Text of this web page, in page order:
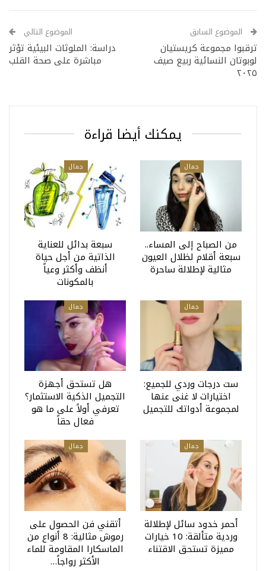
الموضوع السابق
ترقبوا مجموعة كريستيان
لوبوتان النسائية ربيع صيف
٢٠٢٥
الموضوع التالي
دراسة: الملوثات البيئية تؤثر
مباشرة على صحة القلب
يمكنك أيضا قراءة
جمال
من الصباح إلى المساء..
سبعة أقلام لظلال العيون
مثالية لإطلالة ساحرة
جمال
سبعة بدائل للعناية
الذاتية من أجل حياة
أنظف وأكثر وعياً
بالمكونات
جمال
ست درجات وردي للجميع:
اختيارات لا غنى عنها
لمجموعة أدواتك للتجميل
جمال
هل تستحق أجهزة
التجميل الذكية الاستثمار؟
تعرفي أولاً على ما هو
فعال حقاً
جمال
أحمر خدود سائل لإطلالة
وردية متألقة: 10 خيارات
مميزة تستحق الاقتناء
جمال
أتقني فن الحصول على
رموش مثالية: 8 أنواع من
الماسكارا المقاومة للماء
الأكثر رواجاً…